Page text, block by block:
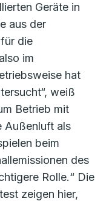
Geräte in
aus der
die
im
hat
weiß
Betrieb mit
Außenluft als
beim
des
Rolle.“ Die
zeigen hier,